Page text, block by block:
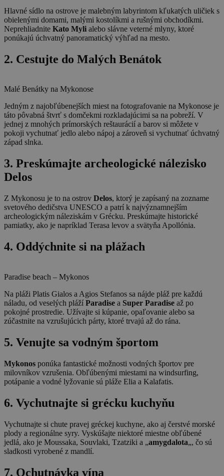
Hlavné sídlo na ostrove je malebným labyrintom kľukatých uličiek s
obielenými domami, malými kostolíkmi a rušnými obchodíkmi.
Neprehliadnite Kato Myli alebo slávne veterné mlyny, ktoré
ponúkajú úchvatný panoramatický výhľad na mesto.
2. Cestujte do Malých Benátok
Malé Benátky na Mykonose
Jedným z najobľúbenejších miest na fotografovanie na Mykonose je
táto pôvabná štvrť s domčekmi rozkladajúcimi sa na pobreží. V
jednej z mnohých prímorských reštaurácií a barov si môžete v
pokoji vychutnať jedlo alebo nápoj a zároveň si vychutnať úchvatný
západ slnka.
3. Preskúmajte archeologické nálezisko
Delos
Z Mykonosu je to na ostrov Delos, ktorý je zapísaný na zozname
svetového dedičstva UNESCO a patrí k najvýznamnejším
archeologickým náleziskám v Grécku. Preskúmajte historické
pamiatky, ako je napríklad Terasa levov a svätyňa Apollónia.
4. Oddýchnite si na plážach
Paradise beach – Mykonos
Na pláži Platis Gialos a Agios Stefanos sa nájde pláž pre každú
náladu, od veselých pláží Paradise a Super Paradise až po
pokojné prostredie. Užívajte si kúpanie, opaľovanie alebo sa
zúčastnite na vzrušujúcich párty, ktoré trvajú až do rána.
5. Venujte sa vodným športom
Mykonos ponúka fantastické možnosti vodných športov pre
milovníkov vzrušenia. Obľúbenými miestami na windsurfing,
potápanie a vodné lyžovanie sú pláže Elia a Kalafatis.
6. Vychutnajte si grécku kuchyňu
Vychutnajte si chute pravej gréckej kuchyne, ako aj čerstvé morské
plody a regionálne syry. Vyskúšajte niektoré miestne obľúbené
jedlá, ako je Moussaka, Souvlaki, Tzatziki a „amygdalota„, čo sú
sladkosti vyrobené z mandlí.
7. Ochutnávka vína